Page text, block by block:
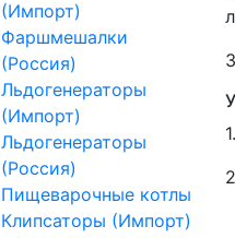
(Импорт)
Фаршмешалки
(Россия)
Льдогенераторы
(Импорт)
Льдогенераторы
(Россия)
Пищеварочные котлы
Клипсаторы (Импорт)